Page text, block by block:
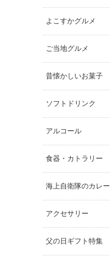
よこすかグルメ
ご当地グルメ
昔懐かしいお菓子
ソフトドリンク
アルコール
食器・カトラリー
海上自衛隊のカレー
アクセサリー
父の日ギフト特集